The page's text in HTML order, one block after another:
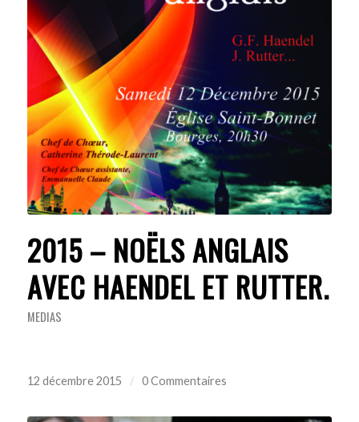
2015 – NOËLS ANGLAIS
AVEC HAENDEL ET RUTTER.
MEDIAS
12 décembre 2015 / 0 Commentaires